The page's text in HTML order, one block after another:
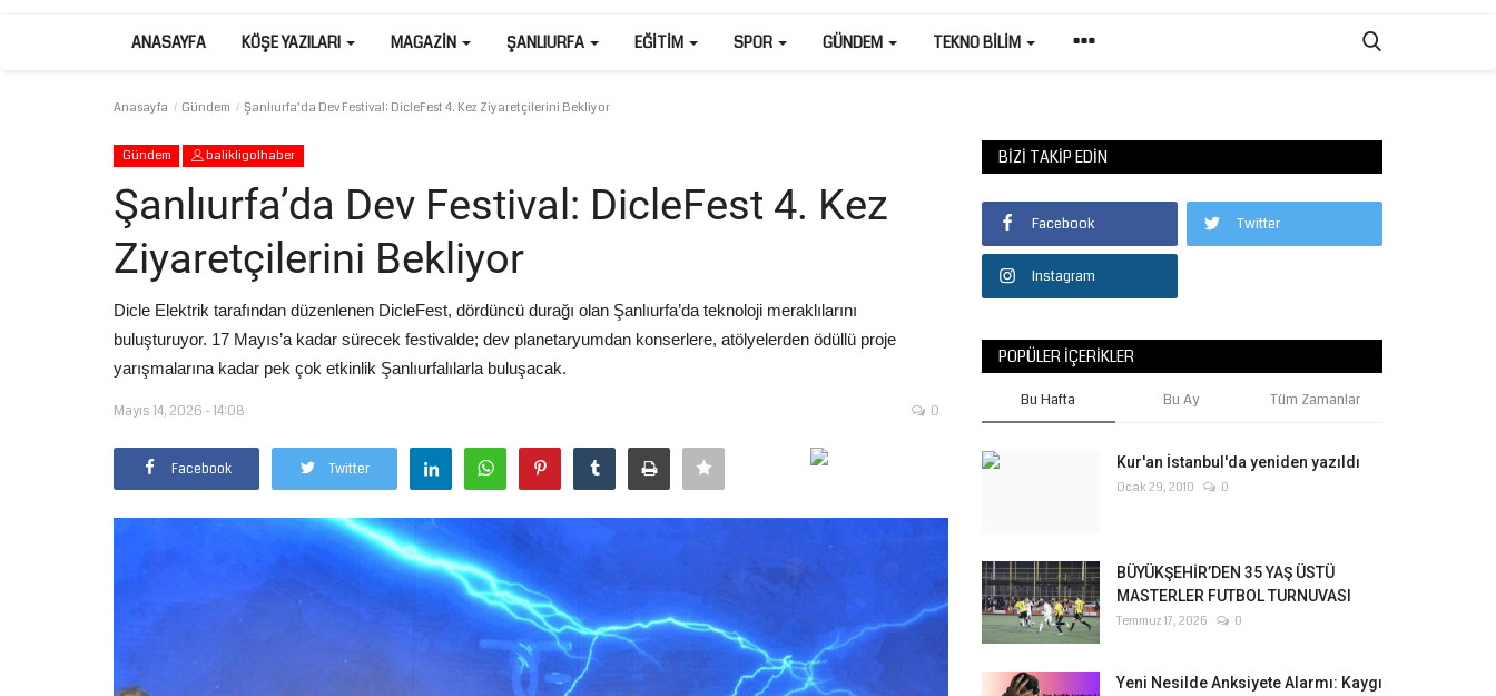
ANASAYFA KÖŞE YAZILARI MAGAZIN ŞANLIURFA EĞITIM SPOR GÜNDEM TEKNO BILIM
Anasayfa Gündem Şanlıurfa’da Dev Festival: DicleFest 4. Kez Ziyaretçilerini Bekliyor
Gündem balikligolhaber
Şanlıurfa’da Dev Festival: DicleFest 4. Kez
Ziyaretçilerini Bekliyor
Dicle Elektrik tarafından düzenlenen DicleFest, dördüncü durağı olan Şanlıurfa’da teknoloji meraklılarını
buluşturuyor. 17 Mayıs’a kadar sürecek festivalde; dev planetaryumdan konserlere, atölyelerden ödüllü proje
yarışmalarına kadar pek çok etkinlik Şanlıurfalılarla buluşacak.
Mayıs 14, 2026 - 14:08 0
Facebook Twitter
BIZI TAKIP EDIN
Facebook Twitter
Instagram
POPÜLER İÇERIKLER
Bu Hafta Bu Ay Tüm Zamanlar
Kur'an İstanbul'da yeniden yazıldı
Ocak 29, 2010 0
BÜYÜKŞEHİR’DEN 35 YAŞ ÜSTÜ
MASTERLER FUTBOL TURNUVASI
Temmuz 17, 2026 0
Yeni Nesilde Anksiyete Alarmı: Kaygı